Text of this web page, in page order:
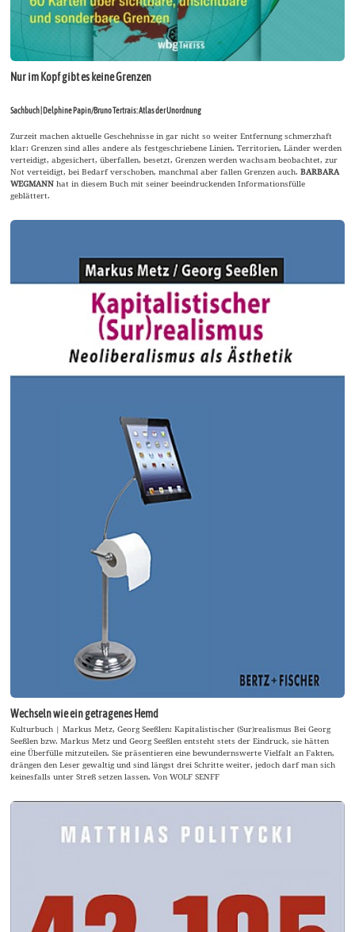
Nur im Kopf gibt es keine Grenzen
Sachbuch | Delphine Papin/Bruno Tertrais: Atlas der Unordnung
Zurzeit machen aktuelle Geschehnisse in gar nicht so weiter Entfernung schmerzhaft
klar: Grenzen sind alles andere als festgeschriebene Linien. Territorien, Länder werden
verteidigt, abgesichert, überfallen, besetzt, Grenzen werden wachsam beobachtet, zur
Not verteidigt, bei Bedarf verschoben, manchmal aber fallen Grenzen auch.BARBARA
WEGMANNhat in diesem Buch mit seiner beeindruckenden Informationsfülle
geblättert.
Wechseln wie ein getragenes Hemd
Kulturbuch | Markus Metz, Georg Seeßlen: Kapitalistischer (Sur)realismus Bei Georg
Seeßlen bzw. Markus Metz und Georg Seeßlen entsteht stets der Eindruck, sie hätten
eine Überfülle mitzuteilen. Sie präsentieren eine bewundernswerte Vielfalt an Fakten,
drängen den Leser gewaltig und sind längst drei Schritte weiter, jedoch darf man sich
keinesfalls unter Streß setzen lassen. Von WOLF SENFF